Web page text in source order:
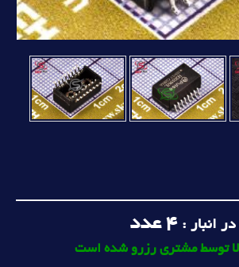
انبار :4 عدد
توسط مشتری رزرو شده است